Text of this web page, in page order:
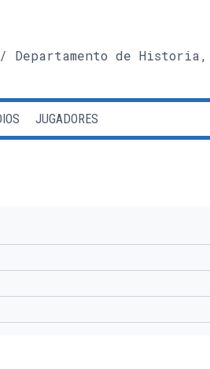
Departamento de Historia,
JUGADORES